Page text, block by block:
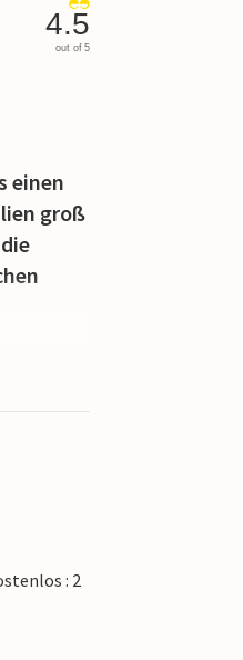
4.5
out of 5
einen
groß
: 2